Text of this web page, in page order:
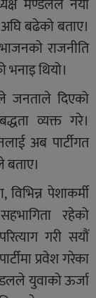
मण्डलले नयाँ
बढेको बताए।
राजनीति
भनाइ थियो।
जनताले दिएको
व्यक्त गरे।
अब पार्टीगत
बताए।
पेशाकर्मी
रहेको
गरी सयौं
प्रवेश गरेका
युवाको ऊर्जा